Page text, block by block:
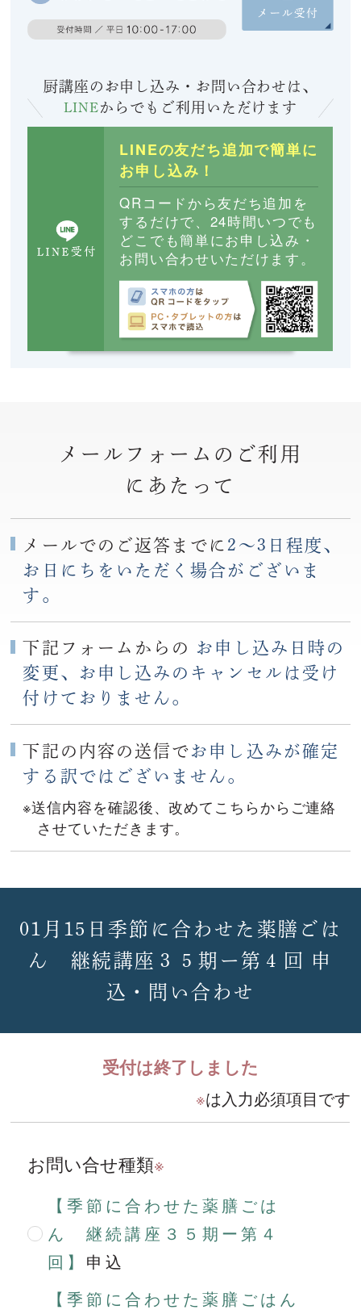
厨講座のお申し込み・お問い合わせは、
LINEからでも ご利用いただけます
LINEの友だち追加で簡単に
お申し込み！
QRコードから友だち追加を
するだけで、24時間いつでも
どこでも簡単にお申し込み・
お問い合わせいただけます。
メールフォームのご利用
にあたって
メールでのご返答までに 2〜3日程度、
お日にちをいただく場合がございま
す。
下記フォームからの お申し込み日時の
変更、お申し込みのキャンセルは受け
付けておりません。
下記の内容の送信でお申し込みが確定
する訳ではございません。
※送信内容を確認後、改めてこちらからご連絡
させていただきます。
01月15日季節に合わせた薬膳ごは
ん 継続講座３５期ー第４回 申
込・問い合わせ
受付は終了しました
※は入力必須項目です
お問い合せ種類※
【季節に合わせた薬膳ごは
ん 継続講座３５期ー第４
回】 申込
【季節に合わせた薬膳ごはん